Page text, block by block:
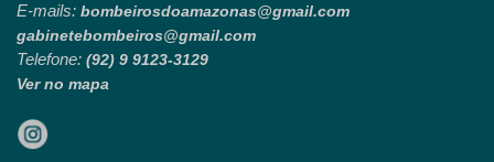
E-mails: bombeirosdoamazonas@gmail.com
gabinetebombeiros@gmail.com
Telefone: (92) 9 9123-3129
Ver no mapa